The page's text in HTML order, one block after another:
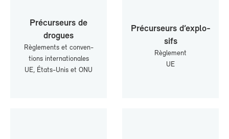
Pré­cur­seurs de
drogues
Rè­gle­ments et conven­
tions in­ter­na­tio­nales
UE, États-​Unis et ONU
Pré­cur­seurs d’ex­plo­
sifs
Rè­gle­ment
UE